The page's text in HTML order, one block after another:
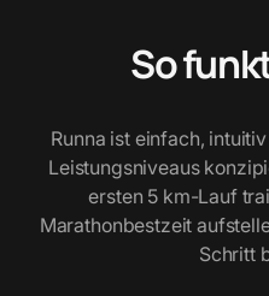
So
Runna ist einfach,
Leistungsniveaus
ersten 5 km-Lauf
Marathonbestzeit
Schritt